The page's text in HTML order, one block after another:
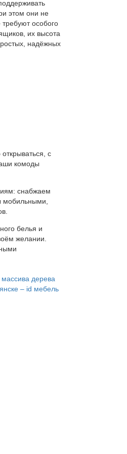
этом они не
особого
их высота
надёжных
с
комоды
снабжаем
мобильными,
белья и
желании.